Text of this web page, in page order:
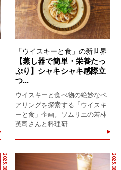
「ウイスキーと食」の新世界
【蒸し器で簡単・栄養たっ
ぷり】シャキシャキ感際立
つ...
ウイスキーと食べ物の絶妙なペ
アリングを探索する「ウイスキ
ーと食」企画。ソムリエの若林
英司さんと料理研...